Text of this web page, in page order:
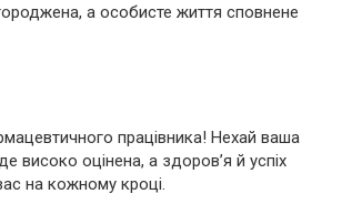
а особисте життя сповнене
працівника! Нехай ваша
високо оцінена, а здоров’я й успіх
на кожному кроці.